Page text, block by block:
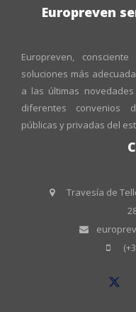
Europreven
Europreven,
soluciones más
a las últimas
diferentes convenios
públicas y privadas del
Travesía de